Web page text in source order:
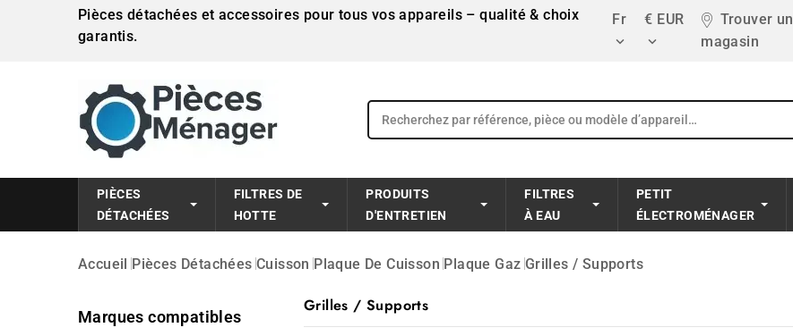
Pièces détachées et accessoires pour tous vos appareils – qualité & choix
garantis.
Fr

€ EUR

Trouver un
magasin
PIÈCES
DÉTACHÉES
FILTRES DE
HOTTE
PRODUITS
D'ENTRETIEN
FILTRES
À EAU
PETIT
ÉLECTROMÉNAGER
Accueil Pièces Détachées Cuisson Plaque De Cuisson Plaque Gaz Grilles / Supports
Marques compatibles
Grilles / Supports